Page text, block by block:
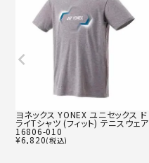
ヨネックス YONEX ユニセックス ド
ライTシャツ (フィット) テニスウェア
16806-010
¥6,820(税込)